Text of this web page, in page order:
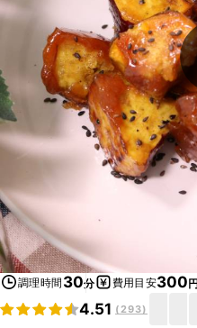
調理時間 30分 費用目安300
4.51 (293)